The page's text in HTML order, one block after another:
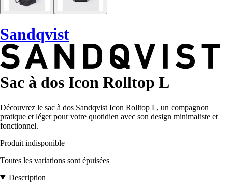
Sandqvist
Sac à dos Icon Rolltop L
Découvrez le sac à dos Sandqvist Icon Rolltop L, un compagnon
pratique et léger pour votre quotidien avec son design minimaliste et
fonctionnel.
Produit indisponible
Toutes les variations sont épuisées
Description